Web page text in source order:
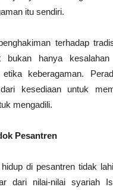
itu sendiri.
terhadap
bukan hanya
etika keberagaman.
kesediaan untuk
mengadili.
Pesantren
di pesantren tidak
dari nilai-nilai syariah